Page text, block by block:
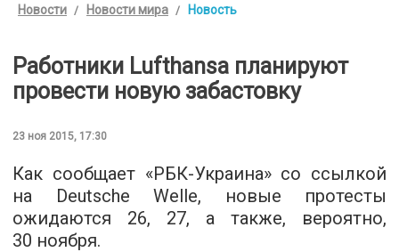
Новости Новости мира Новость
Работники Lufthansa планируют
провести новую забастовку
23 ноя 2015, 17:30
Как сообщает «РБК-Украина» со ссылкой
на Deutsche Welle, новые протесты
ожидаются 26, 27, а также, вероятно,
30 ноября.